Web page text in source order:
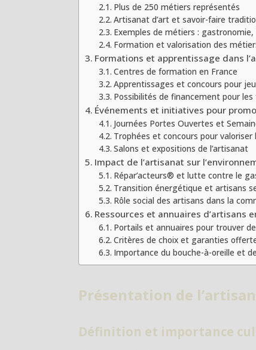
Plus de 250 métiers représentés
Artisanat d’art et savoir-faire
Exemples de métiers :
Formation et valorisation des
Formations et apprentissage dans
Centres de formation en France
Apprentissages et concours pour
Possibilités de financement pour
Événements et initiatives pour
Journées Portes Ouvertes et
Trophées et concours pour valoriser
Salons et expositions de l’artisanat
Impact de l’artisanat sur
Répar’acteurs® et lutte contre le
Transition énergétique et artisans
Rôle social des artisans dans la
Ressources et annuaires d’artisans
Portails et annuaires pour trouver
Critères de choix et garanties
Importance du bouche-à-oreille et
Présentation de
Définition et importance